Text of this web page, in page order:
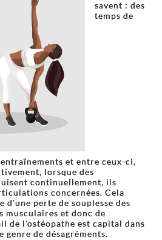
savent : des
temps de
et entre ceux-ci,
lorsque des
continuellement, ils
concernées. Cela
perte de souplesse des
musculaires et donc de
de l'ostéopathe est capital dans
genre de désagréments.